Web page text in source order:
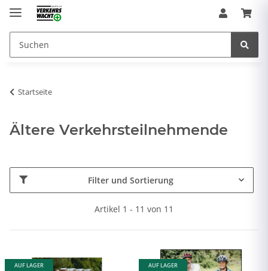
Startseite
Ältere Verkehrsteilnehmende
Filter und Sortierung
Artikel 1 - 11 von 11
AUF LAGER AUF LAGER